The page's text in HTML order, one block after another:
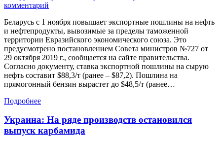
комментарий
Беларусь с 1 ноября повышает экспортные пошлины на нефть
и нефтепродукты, вывозимые за пределы таможенной
территории Евразийского экономического союза. Это
предусмотрено постановлением Совета министров №727 от
29 октября 2019 г., сообщается на сайте правительства.
Согласно документу, ставка экспортной пошлины на сырую
нефть составит $88,3/т (ранее – $87,2). Пошлина на
прямогонный бензин вырастет до $48,5/т (ранее…
Подробнее
Украина: На ряде производств остановился
выпуск карбамида